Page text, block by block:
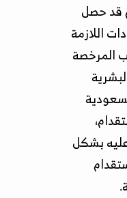
قد حصل
اللازمة
المرخصة
بشكل